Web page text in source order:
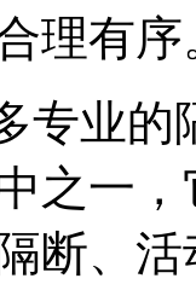
理有序
专业的
之一
断、